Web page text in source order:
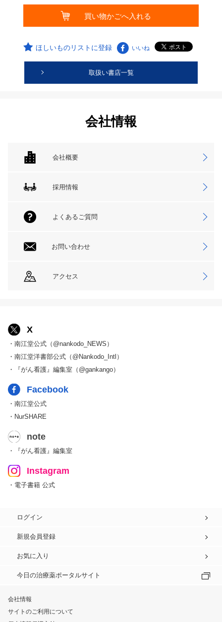
ほしいものリストに登録 いいね
取扱い書店一覧
会社情報
会社概要
採用情報
よくあるご質問
お問い合わせ
アクセス
X
・南江堂公式（@nankodo_NEWS）
・南江堂洋書部公式（@Nankodo_Intl）
・『がん看護』編集室（@gankango）
Facebook
・南江堂公式
・NurSHARE
note
・『がん看護』編集室
Instagram
・電子書籍 公式
ログイン
新規会員登録
お気に入り
今日の治療薬ポータルサイト
会社情報
サイトのご利用について